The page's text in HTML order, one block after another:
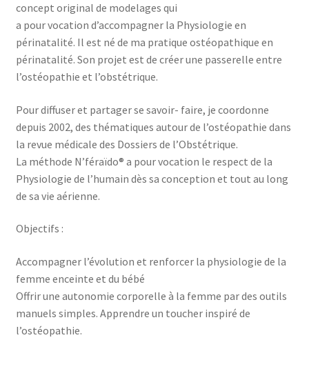
concept original de modelages qui
a pour vocation d’accompagner la Physiologie en
périnatalité. Il est né de ma pratique ostéopathique en
périnatalité. Son projet est de créer une passerelle entre
l’ostéopathie et l’obstétrique.
Pour diffuser et partager se savoir- faire, je coordonne
depuis 2002, des thématiques autour de l’ostéopathie dans
la revue médicale des Dossiers de l’Obstétrique.
La méthode N’féraïdo® a pour vocation le respect de la
Physiologie de l’humain dès sa conception et tout au long
de sa vie aérienne.
Objectifs :
Accompagner l’évolution et renforcer la physiologie de la
femme enceinte et du bébé
Offrir une autonomie corporelle à la femme par des outils
manuels simples. Apprendre un toucher inspiré de
l’ostéopathie.